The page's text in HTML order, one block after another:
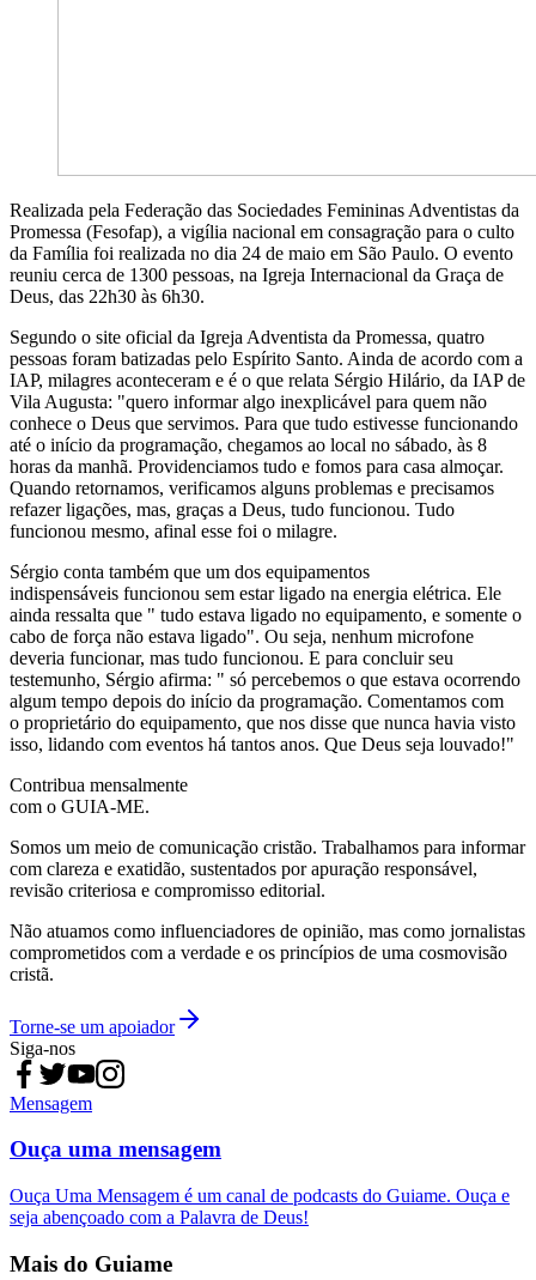
Realizada pela Federação das Sociedades Femininas Adventistas da
Promessa (Fesofap), a vigília nacional em consagração para o culto
da Família foi realizada no dia 24 de maio em São Paulo. O evento
reuniu cerca de 1300 pessoas, na Igreja Internacional da Graça de
Deus, das 22h30 às 6h30.
Segundo o site oficial da Igreja Adventista da Promessa, quatro
pessoas foram batizadas pelo Espírito Santo. Ainda de acordo com a
IAP, milagres aconteceram e é o que relata Sérgio Hilário, da IAP de
Vila Augusta: "quero informar algo inexplicável para quem não
conhece o Deus que servimos. Para que tudo estivesse funcionando
até o início da programação, chegamos ao local no sábado, às 8
horas da manhã. Providenciamos tudo e fomos para casa almoçar.
Quando retornamos, verificamos alguns problemas e precisamos
refazer ligações, mas, graças a Deus, tudo funcionou. Tudo
funcionou mesmo, afinal esse foi o milagre.
Sérgio conta também que um dos equipamentos
indispensáveis funcionou sem estar ligado na energia elétrica. Ele
ainda ressalta que " tudo estava ligado no equipamento, e somente o
cabo de força não estava ligado". Ou seja, nenhum microfone
deveria funcionar, mas tudo funcionou. E para concluir seu
testemunho, Sérgio afirma: " só percebemos o que estava ocorrendo
algum tempo depois do início da programação. Comentamos com
o proprietário do equipamento, que nos disse que nunca havia visto
isso, lidando com eventos há tantos anos. Que Deus seja louvado!"
Contribua mensalmente
com o GUIA-ME.
Somos um meio de comunicação cristão. Trabalhamos para informar
com clareza e exatidão, sustentados por apuração responsável,
revisão criteriosa e compromisso editorial.
Não atuamos como influenciadores de opinião, mas como jornalistas
comprometidos com a verdade e os princípios de uma cosmovisão
cristã.
Torne-se um apoiador
Siga-nos
Mensagem
Ouça uma mensagem
Ouça Uma Mensagem é um canal de podcasts do Guiame. Ouça e
seja abençoado com a Palavra de Deus!
Mais do Guiame